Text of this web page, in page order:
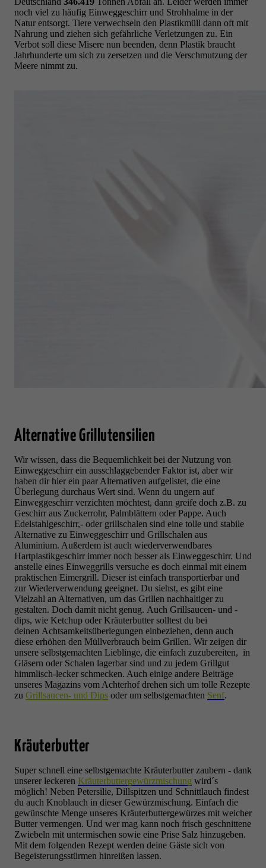
noch viel zu häufig Einweggeschirr und Strohhalme in der
Natur entsorgt. Tiere verwechseln den Plastikmüll dann oft mit
Nahrung und ziehen sich gefährliche Verletzungen zu. Ein
Verbot soll diese Misere nun beenden, denn Plastik braucht
Jahrhunderte um sich zu zersetzen und die Verschmutzung der
Meere nimmt zu.
Alternative Grillutensilien
Wir wissen, dass die Bequemlichkeit bei der Nutzung von
Einweggeschirr ein ausschlaggebender Faktor ist, aber wir
haben dir hier ein paar Alternativen aufgelistet, die eine
Überlegung durchaus Wert sind. Wenn du ungern auf
Einweggeschirr verzichten möchtest, dann greife doch z.B. zu
Geschirr aus Zuckerrohr, Palmblättern oder Pappe. Auch
Edelstahlgeschirr,- oder grillschalen sind eine tolle und stabile
Alternative zu Einweggeschirr und Grillschalen aus
Aluminium. Außerdem ist auch wiederverwendbares
Hartplastikgeschirr immer noch besser als Einweggeschirr. Und
anstelle eines Einweggrills versuche es doch einmal mit einem
praktischen Eimergrill. Dieser ist einfach transportierbar und
zur Wiederverwendung geeignet. Du siehst, es gibt eine
Vielzahl an Alternativen, um das Grillen nachhaltiger zu
gestalten. Doch damit nicht genug. Auch Grillsaucen- und -
dips, wie Ketchup oder Kräuterbutter solltest du bei
deinen Achtsamkeitsüberlegungen einbeziehen, denn auch
diese erhöhen den Müllverbrauch beim Grillen. Wir zeigen dir
unsere selbstgemachten Lieblinge, die einfach zuzubereiten, in
Gläsern oder Schalen lagerbar sind und zu jedem Grillgut
himmlisch-lecker schmecken. Auch einige andere Beiträge
unseres Magazins vom Achterhof drehen sich um tolle Rezepte
zu Grillsaucen- und Dips oder um selbstgemachten Senf.
Kräuterbutter
Super schnell eine selbstgemachte Kräuterbutter zaubern - dank
unserer leckeren Kräuterbuttergewürzmischung wird´s
möglich! Neben Petersilie, Dillspitzen und Schnittlauch findest
du auch Knoblauch in dieser Gewürzmischung. Einfach die
gewünschte Menge unseres Kräuterbuttergewürzes mit weicher
Butter vermengen. Und wer mag kann noch frisch geschnittene
Zwiebeln mit untermischen sowie eine Prise Salz hinzugeben.
Mit dem folgenden Rezept werden deine Gäste sich von
Begeisterungsstürmen hinreißen lassen.